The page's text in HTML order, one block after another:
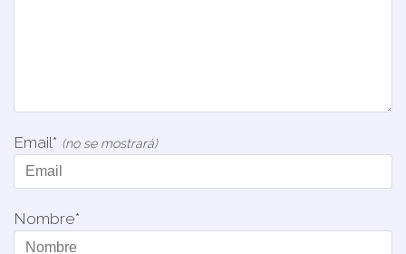
Email* (no se mostrará)
Nombre*